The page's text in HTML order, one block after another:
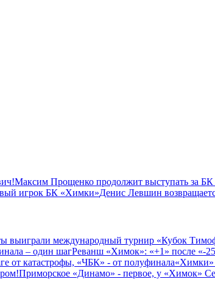
Максим Прощенко продолжит выступать за
игрок БК «Химки»Денис Левшин
выиграли международный турнир «Кубок
– один шагРеванш «Химок»: «+1» после «-
от катастрофы, «ЧБК» - от полуфинала«Химки»
Приморское «Динамо» - первое, у «Химок»